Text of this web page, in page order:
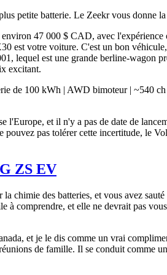
petite batterie. Le Zeekr vous donne
47 000 $ CAD, avec
est votre voiture. C'est un bon
lequel est une grande berline-wagon
excitant.
de 100 kWh | AWD bimoteur | ~540
l'Europe, et il n'y a pas de date de
pas tolérer cette incertitude, le
ZS EV
chimie des batteries, et vous avez
comprendre, et elle ne devrait pas
et je le dis comme un vrai
de famille. Il se conduit